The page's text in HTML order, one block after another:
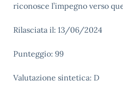
riconosce l’impegno verso
Rilasciata il: 13/06/2024
Punteggio: 99
Valutazione sintetica: D